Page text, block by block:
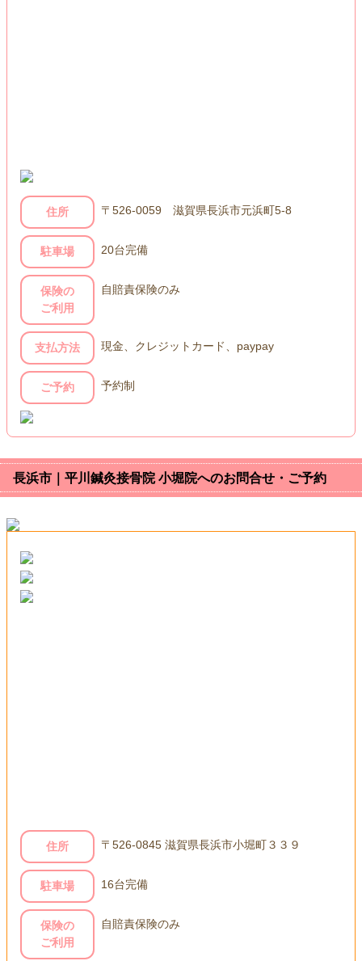
住所 〒526-0059 滋賀県長浜市元浜町5-8
駐車場 20台完備
保険の
ご利用
自賠責保険のみ
支払方法 現金、クレジットカード、paypay
ご予約 予約制
長浜市｜平川鍼灸接骨院 小堀院へのお問合せ・ご予約
住所 〒526-0845 滋賀県長浜市小堀町３３９
駐車場 16台完備
保険の
ご利用
自賠責保険のみ